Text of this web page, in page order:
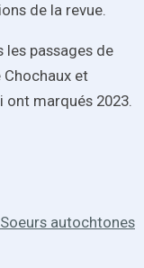
de la revue.
les passages de
Chochaux et
ont marqués 2023.
autochtones